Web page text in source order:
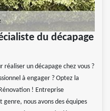
du décapage
réaliser un décapage chez vous ?
à engager ? Optez la
! Entreprise
nous avons des équipes